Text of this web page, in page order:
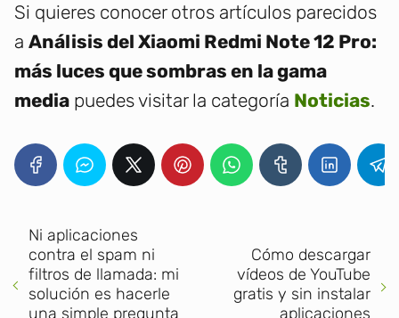
Si quieres conocer otros artículos parecidos
a Análisis del Xiaomi Redmi Note 12 Pro:
más luces que sombras en la gama
media puedes visitar la categoría Noticias.
Ni aplicaciones
contra el spam ni
filtros de llamada: mi
solución es hacerle
una simple pregunta
Cómo descargar
vídeos de YouTube
gratis y sin instalar
aplicaciones